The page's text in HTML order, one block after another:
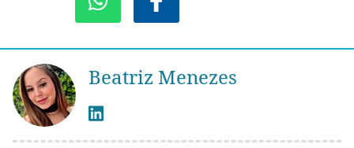
Beatriz Menezes